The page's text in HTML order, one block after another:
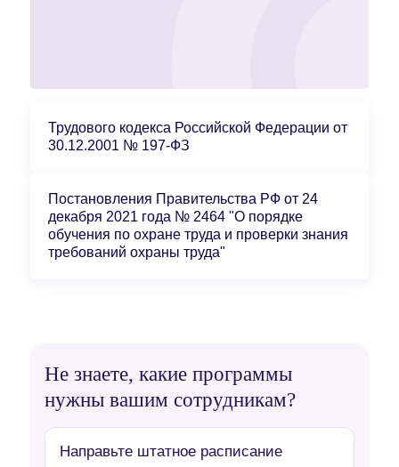
Трудового кодекса Российской Федерации от
30.12.2001 № 197-ФЗ
Постановления Правительства РФ от 24
декабря 2021 года № 2464 "О порядке
обучения по охране труда и проверки знания
требований охраны труда"
Не знаете, какие программы
нужны вашим сотрудникам?
Направьте штатное расписание